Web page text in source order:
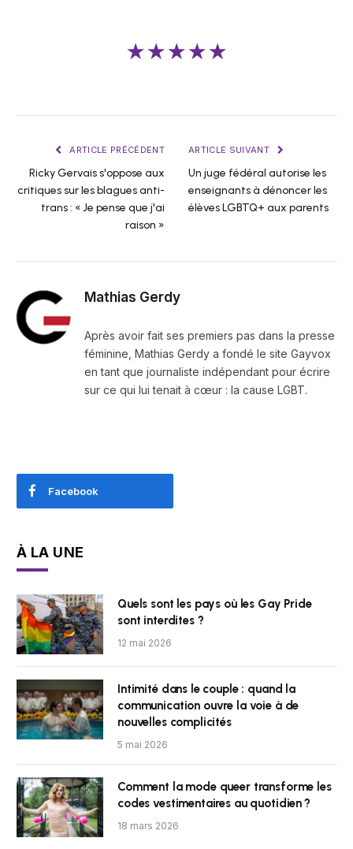
★★★★★
ARTICLE PRÉCÉDENT
Ricky Gervais s'oppose aux
critiques sur les blagues anti-
trans : « Je pense que j'ai
raison »
ARTICLE SUIVANT
Un juge fédéral autorise les
enseignants à dénoncer les
élèves LGBTQ+ aux parents
Mathias Gerdy
Après avoir fait ses premiers pas dans la presse
féminine, Mathias Gerdy a fondé le site Gayvox
en tant que journaliste indépendant pour écrire
sur ce qui lui tenait à cœur : la cause LGBT.
Facebook
À LA UNE
Quels sont les pays où les Gay Pride
sont interdites ?
12 mai 2026
Intimité dans le couple : quand la
communication ouvre la voie à de
nouvelles complicités
5 mai 2026
Comment la mode queer transforme les
codes vestimentaires au quotidien ?
18 mars 2026